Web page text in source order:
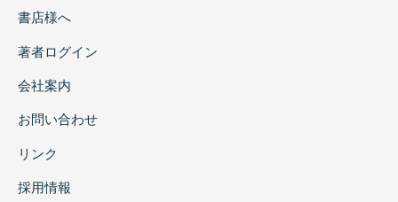
書店様へ
著者ログイン
会社案内
お問い合わせ
リンク
採用情報